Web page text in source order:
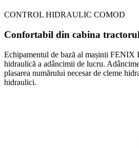
CONTROL HIDRAULIC COMOD
Confortabil din cabina
Echipamentul de bază al mașinii FENIX
hidraulică a adâncimii de lucru.
plasarea numărului necesar de cleme
hidraulici.